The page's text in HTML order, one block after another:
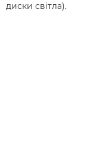
диски світла).